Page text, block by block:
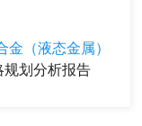
金（液态金属）
规划分析报告